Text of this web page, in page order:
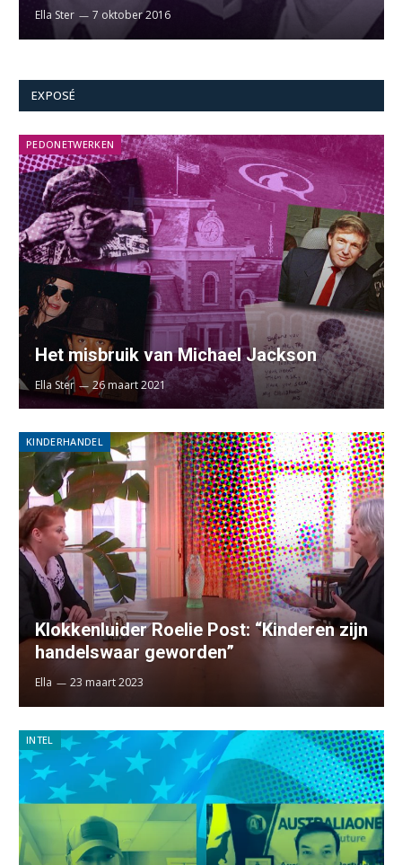
Ella Ster 7 oktober 2016
EXPOSÉ
PEDONETWERKEN
Het misbruik van Michael Jackson
Ella Ster 26 maart 2021
KINDERHANDEL
Klokkenluider Roelie Post: “Kinderen zijn
handelswaar geworden”
Ella 23 maart 2023
INTEL